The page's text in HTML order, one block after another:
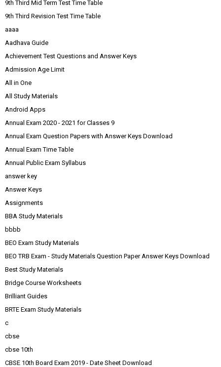
9th Third Mid Term Test Time Table
9th Third Revision Test Time Table
aaaa
Aadhava Guide
Achievement Test Questions and Answer Keys
Admission Age Limit
All in One
All Study Materials
Android Apps
Annual Exam 2020 - 2021 for Classes 9
Annual Exam Question Papers with Answer Keys Download
Annual Exam Time Table
Annual Public Exam Syllabus
answer key
Answer Keys
Assignments
BBA Study Materials
bbbb
BEO Exam Study Materials
BEO TRB Exam - Study Materials Question Paper Answer Keys Download
Best Study Materials
Bridge Course Worksheets
Brilliant Guides
BRTE Exam Study Materials
c
cbse
cbse 10th
CBSE 10th Board Exam 2019 - Date Sheet Download